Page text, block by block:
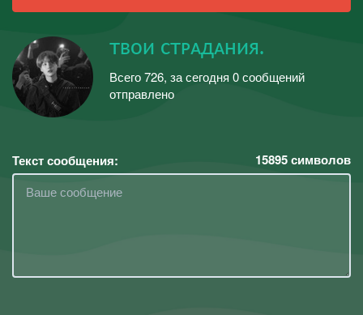
твои стᴘᴀдᴀния.
Всего 726, за сегодня 0 сообщений
отправлено
Текст сообщения: 15895символов